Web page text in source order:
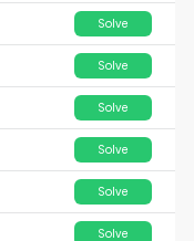
Solve
Solve
Solve
Solve
Solve
Solve